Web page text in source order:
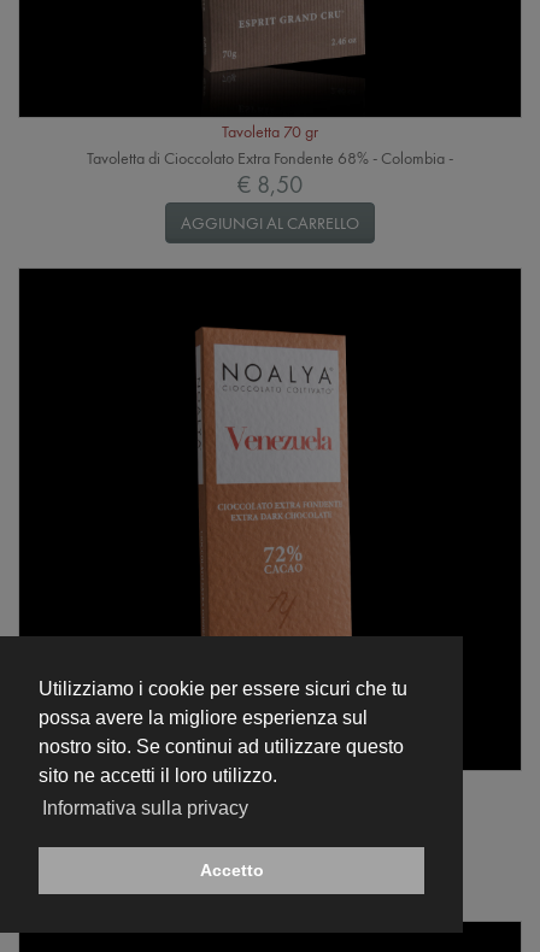
Utilizziamo i cookie per essere sicuri che tu
possa avere la migliore esperienza sul
nostro sito. Se continui ad utilizzare questo
sito ne accetti il loro utilizzo.
Informativa sulla privacy
Accetto
Tavoletta 70 gr
Tavoletta di Cioccolato Extra Fondente 68% - Colombia -
€ 8,50
AGGIUNGI AL CARRELLO
Tavoletta 70 gr
Tavoletta di Cioccolato Extra Fondente 72% - Venezuela -
AGGIUNGI AL CARRELLO